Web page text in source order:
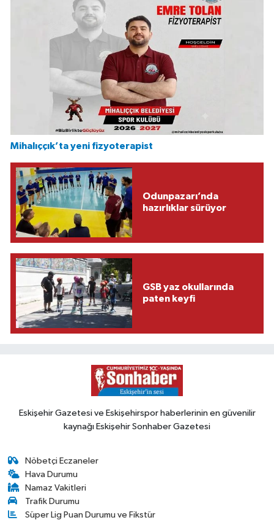
Mihalıççık’ta yeni fizyoterapist
Odunpazarı’nda
hazırlıklar sürüyor
GSB yaz okullarında
paten keyfi
Eskişehir Gazetesi ve Eskişehirspor haberlerinin en güvenilir
kaynağı Eskişehir Sonhaber Gazetesi
Nöbetçi Eczaneler
Hava Durumu
Namaz Vakitleri
Trafik Durumu
Süper Lig Puan Durumu ve Fikstür